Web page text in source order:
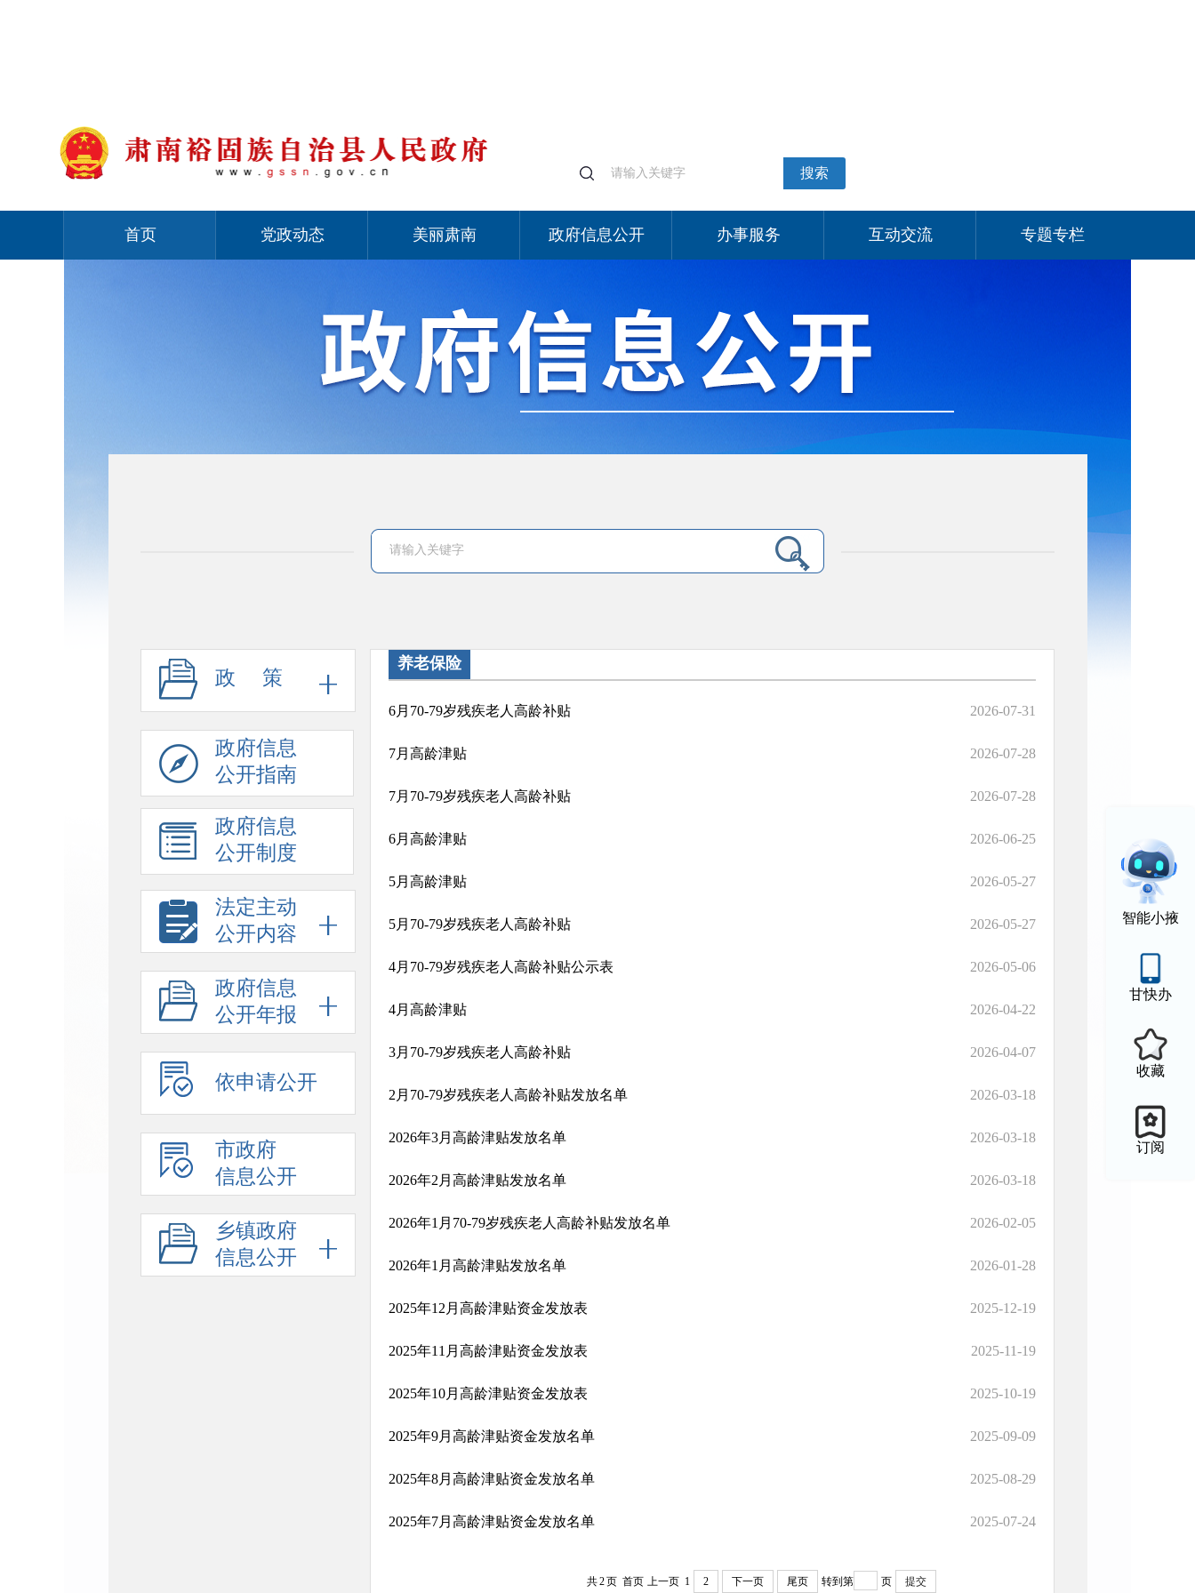
搜索
首页 党政动态 美丽肃南 政府信息公开 办事服务 互动交流 专题专栏
智能小掖
甘快办
收藏
订阅
政 策
政府信息
公开指南
政府信息
公开制度
法定主动
公开内容
政府信息
公开年报
依申请公开
市政府
信息公开
乡镇政府
信息公开
养老保险
6月70-79岁残疾老人高龄补贴 2026-07-31
7月高龄津贴 2026-07-28
7月70-79岁残疾老人高龄补贴 2026-07-28
6月高龄津贴 2026-06-25
5月高龄津贴 2026-05-27
5月70-79岁残疾老人高龄补贴 2026-05-27
4月70-79岁残疾老人高龄补贴公示表 2026-05-06
4月高龄津贴 2026-04-22
3月70-79岁残疾老人高龄补贴 2026-04-07
2月70-79岁残疾老人高龄补贴发放名单 2026-03-18
2026年3月高龄津贴发放名单 2026-03-18
2026年2月高龄津贴发放名单 2026-03-18
2026年1月70-79岁残疾老人高龄补贴发放名单 2026-02-05
2026年1月高龄津贴发放名单 2026-01-28
2025年12月高龄津贴资金发放表 2025-12-19
2025年11月高龄津贴资金发放表 2025-11-19
2025年10月高龄津贴资金发放表 2025-10-19
2025年9月高龄津贴资金发放名单 2025-09-09
2025年8月高龄津贴资金发放名单 2025-08-29
2025年7月高龄津贴资金发放名单 2025-07-24
共2页 首页 上一页 1 2 下一页 尾页 转到第 页 提交